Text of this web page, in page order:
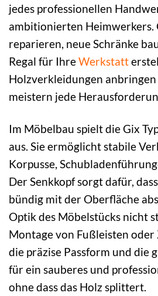
jedes professionellen
ambitionierten Heimwerkers.
reparieren, neue Schränke
Regal für IhreWerkstatt
Holzverkleidungen anbringen
meistern jede
Im Möbelbau spielt die Gix
aus. Sie ermöglicht stabile
Korpusse,
Der Senkkopf sorgt dafür,
bündig mit der Oberfläche
Optik des Möbelstücks nicht
Montage von Fußleisten
die präzise Passform und die
für ein sauberes und
ohne dass das Holz splittert.